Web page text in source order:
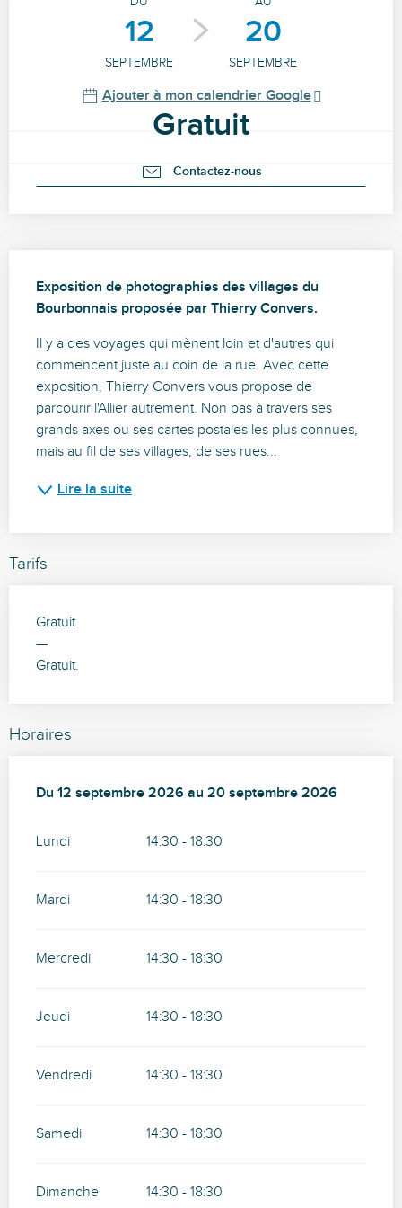
12
SEPTEMBRE
20
SEPTEMBRE
Ajouter à mon calendrier Google
Gratuit
Contactez-nous
Exposition de photographies des villages du
Bourbonnais proposée par Thierry Convers.
Il y a des voyages qui mènent loin et d'autres qui
commencent juste au coin de la rue. Avec cette
exposition, Thierry Convers vous propose de
parcourir l'Allier autrement. Non pas à travers ses
grands axes ou ses cartes postales les plus connues,
mais au fil de ses villages, de ses rues...
Lire la suite
Tarifs
Gratuit
—
Gratuit.
Horaires
Du 12 septembre 2026 au 20 septembre 2026
Du 12 septembre 2026 au 20 septembre 2026
Lundi 14:30 - 18:30
Mardi 14:30 - 18:30
Mercredi 14:30 - 18:30
Jeudi 14:30 - 18:30
Vendredi 14:30 - 18:30
Samedi 14:30 - 18:30
Dimanche 14:30 - 18:30